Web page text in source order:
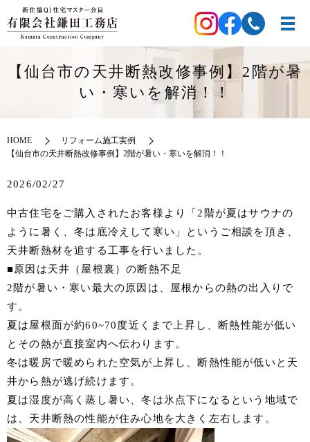
【仙台市の天井断熱改修事例】2階が暑
い・寒いを解消！！
HOME
リフォーム施工実例
【仙台市の天井断熱改修事例】2階が暑い・寒いを解消！！
2026/02/27
中古住宅をご購入されたお客様より「2階が夏はサウナの
ように暑く、冬は底冷えして寒い」というご相談を頂き、
天井断熱材を追する工事を行いました。
■原因は天井（屋根裏）の断熱不足
2階が暑い・寒い最大の原因は、屋根からの熱の出入りで
す。
夏は屋根面が約60~70度近くまで上昇し、断熱性能が低い
とその熱が直接室内へ伝わります。
冬は暖房で暖められた空気が上昇し、断熱性能が低いと天
井から熱が逃げ続けます。
夏は湿度が高く蒸し暑い、冬は氷点下になるという地域で
は、天井断熱の性能が住み心地を大きく左右します。